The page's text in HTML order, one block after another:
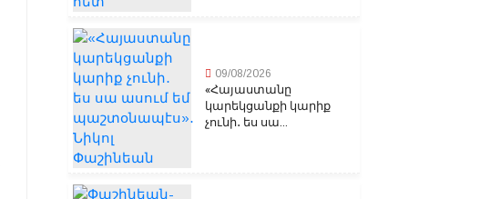
09/08/2026
«Հայաստանը
կարեկցանքի կարիք
չունի․ ես սա...